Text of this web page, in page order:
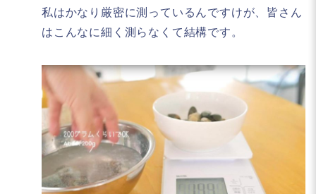
私はかなり厳密に測っているんですけが、皆さん
はこんなに細く測らなくて結構です。